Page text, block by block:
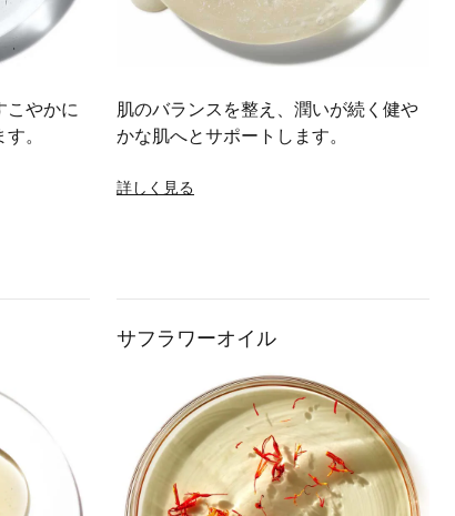
こやかに
。
肌のバランスを整え、潤いが続く健や
かな肌へとサポートします。
詳しく見る
サフラワーオイル